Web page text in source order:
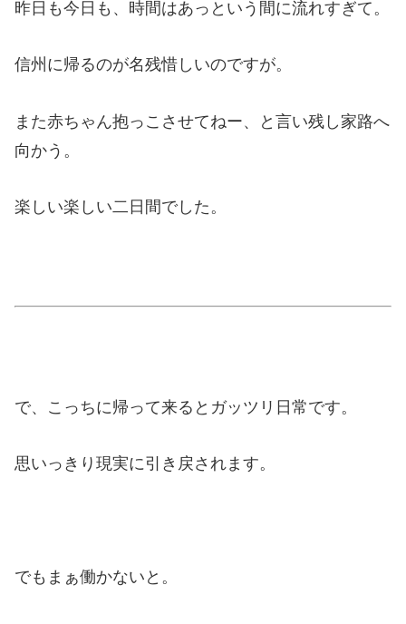
昨日も今日も、時間はあっという間に流れすぎて。
信州に帰るのが名残惜しいのですが。
また赤ちゃん抱っこさせてねー、と言い残し家路へ
向かう。
楽しい楽しい二日間でした。
で、こっちに帰って来るとガッツリ日常です。
思いっきり現実に引き戻されます。
でもまぁ働かないと。